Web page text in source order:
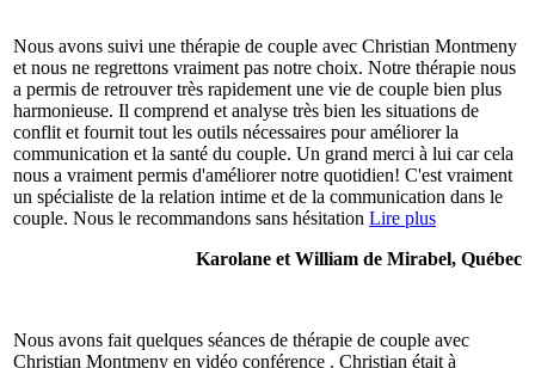
Nous avons suivi une thérapie de couple avec Christian Montmeny
et nous ne regrettons vraiment pas notre choix. Notre thérapie nous
a permis de retrouver très rapidement une vie de couple bien plus
harmonieuse. Il comprend et analyse très bien les situations de
conflit et fournit tout les outils nécessaires pour améliorer la
communication et la santé du couple. Un grand merci à lui car cela
nous a vraiment permis d'améliorer notre quotidien! C'est vraiment
un spécialiste de la relation intime et de la communication dans le
couple. Nous le recommandons sans hésitation Lire plus
Karolane et William de Mirabel, Québec
Nous avons fait quelques séances de thérapie de couple avec
Christian Montmeny en vidéo conférence . Christian était à